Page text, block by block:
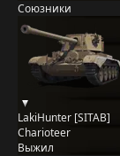
Союзники
LakiHunter [SITAB]
Charioteer
Выжил